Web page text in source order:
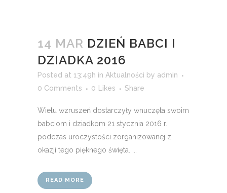
14 MAR DZIEŃ BABCI I
DZIADKA 2016
Posted at 13:49h in Aktualności by admin
0 Comments
0 Likes Share
Wielu wzruszeń dostarczyły wnuczęta swoim
babciom i dziadkom 21 stycznia 2016 r.
podczas uroczystości zorganizowanej z
okazji tego pięknego święta. ...
READ MORE